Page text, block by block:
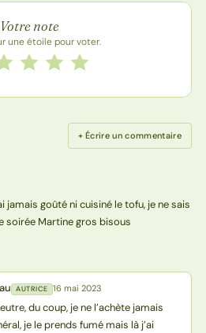
Votre note
une étoile pour voter.
cette recette de 1 à 5 étoiles
5 étoiles
4 étoiles
3 étoiles
2 étoiles
+ Écrire un commentaire
jamais goûté ni cuisiné le tofu, je ne sais
soirée Martine gros bisous
AUTRICE 16 mai 2023
du coup, je ne l’achète jamais
je le prends fumé mais là j’ai